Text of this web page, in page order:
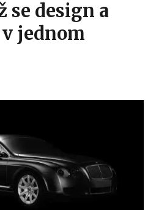
se design a
jednom